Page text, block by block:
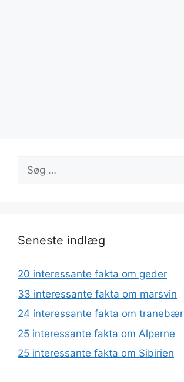
Søg
efter:
Seneste indlæg
20 interessante fakta om geder
33 interessante fakta om marsvin
24 interessante fakta om tranebær
25 interessante fakta om Alperne
25 interessante fakta om Sibirien